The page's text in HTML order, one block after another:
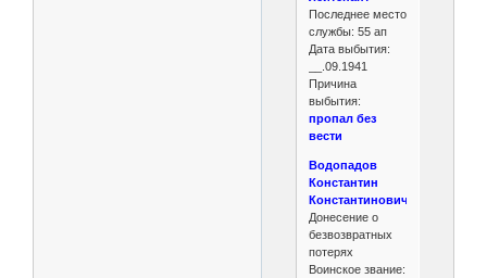
Последнее место
службы: 55 ап
Дата выбытия:
__.09.1941
Причина
выбытия:
пропал без
вести
Водопадов
Константин
Константинович
Донесение о
безвозвратных
потерях
Воинское звание: